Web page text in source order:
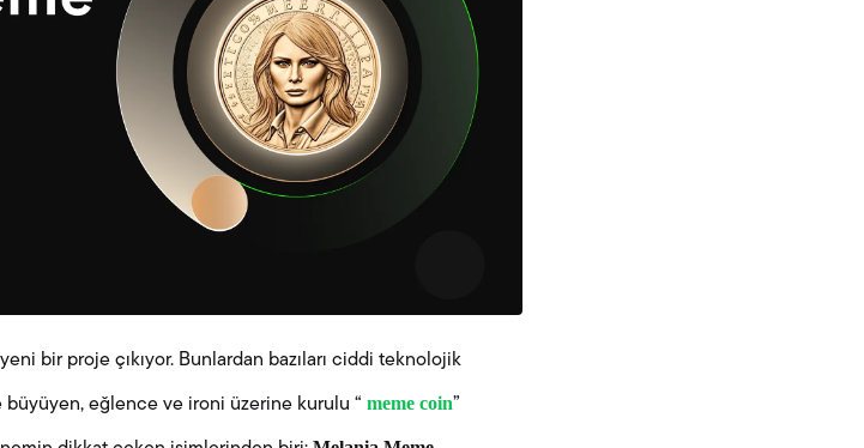
bir proje çıkıyor. Bunlardan bazıları ciddi teknolojik
büyüyen, eğlence ve ironi üzerine kurulu “ meme coin”